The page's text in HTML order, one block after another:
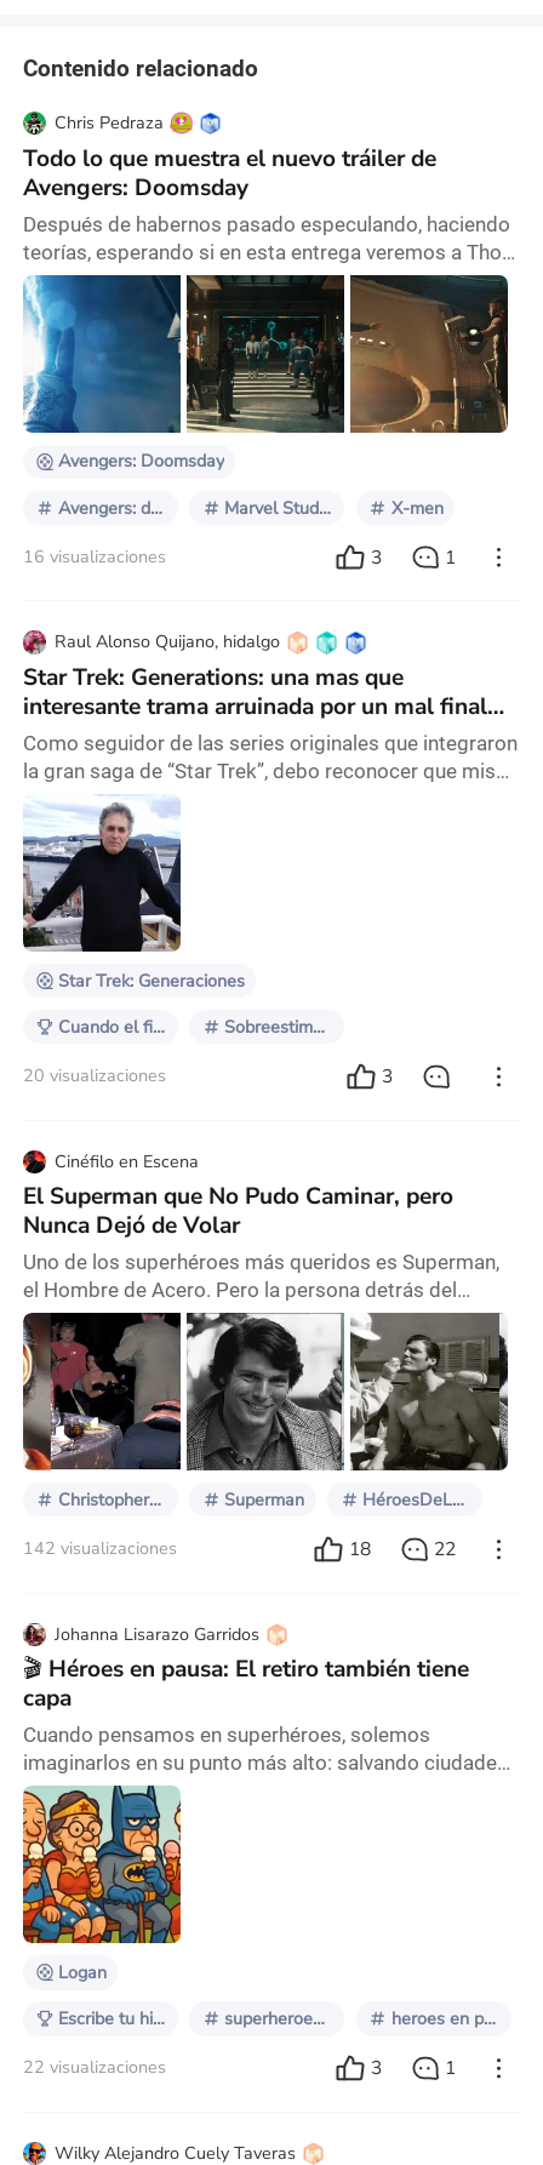
Contenido relacionado
Chris Pedraza
Todo lo que muestra el nuevo tráiler de
Avengers: Doomsday
Después de habernos pasado especulando, haciendo
teorías, esperando si en esta entrega veremos a Thor
llorar por Deadpool, por fin vemos el primer tráiler
oficial de AVENGERS: DOOMSDAY de Marvel Studios.
Los Vengadores regresan a la pantalla grande y
promete convertirse en uno de los eventos
cinematográficos más grandes del Universo
Cinematográfico de Marvel. El avance muestra que
Avengers: Doomsday
Avengers: doomsday Marvel Studios X-men
16 visualizaciones 3 1
Raul Alonso Quijano, hidalgo
Star Trek: Generations: una mas que
interesante trama arruinada por un mal final
paradójico, incierto y triste.
Como seguidor de las series originales que integraron
la gran saga de “Star Trek”, debo reconocer que mis
opiniones acerca de este film de 1994 pueden estar
influenciadas por mi apego a sus primeras versiones
como aquella serie de TV, a la que veia con nostalgia
desde fines de la década de 1960, cuando era apenas
un niño. Luego seguí con asiduidad los largometrajes
que le siguieron desde 1979, los
Star Trek: Generaciones
Cuando el final lo arruina todo Sobreestimada
20 visualizaciones 3
Cinéfilo en Escena
El Superman que No Pudo Caminar, pero
Nunca Dejó de Volar
Uno de los superhéroes más queridos es Superman,
el Hombre de Acero. Pero la persona detrás del
personaje no era indestructible. Christopher Reeve es
mundialmente recordado por interpretar al icónico
héroe, pero su historia personal es mucho más
profunda, trágica y valiente de lo que muchos
conocen. Infancia fragmentada, refugio en el teatro
Christopher nació el 25 de septiembre de 1952 en
ChristopherReeve Superman HéroesDeLaVidaReal
142 visualizaciones 18 22
Johanna Lisarazo Garridos
🎬 Héroes en pausa: El retiro también tiene
capa
Cuando pensamos en superhéroes, solemos
imaginarlos en su punto más alto: salvando ciudades,
volando entre edificios o enfrentando villanos
intergalácticos. Pero el cine ha sabido explorar una
dimensión mucho más interesante y profunda: ¿qué
ocurre cuando el héroe se retira? ¿Qué queda del mito
cuando la acción se detiene? En los últimos años,
varias películas han abordado el ocaso de los
superhér
Logan
Escribe tu historia: Superhéroes retirados superheroes retirados heroes en pausa
22 visualizaciones 3 1
Wilky Alejandro Cuely Taveras